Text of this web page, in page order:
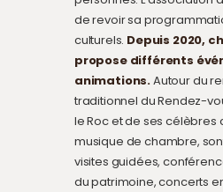
de revoir sa
culturels. Depuis 2020,
propose différents
animations.Autour du
traditionnel du Rendez-
le Roc et de ses célèbres
musique de chambre,
visites guidées,
du patrimoine, concerts